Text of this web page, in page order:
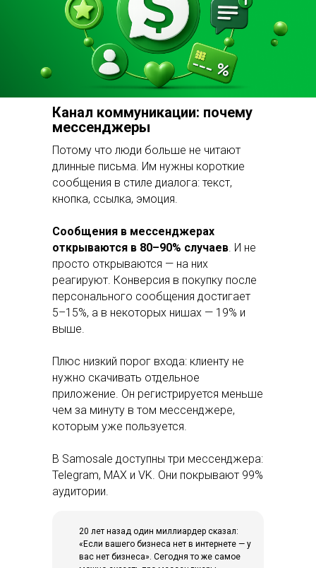
Потому что люди больше не читают
длинные письма. Им нужны короткие
сообщения в стиле диалога: текст,
кнопка, ссылка, эмоция.
Сообщения в мессенджерах
открываются в 80–90% случаев. И не
просто открываются — на них
реагируют. Конверсия в покупку после
персонального сообщения достигает
5–15%, а в некоторых нишах — 19% и
выше.
Плюс низкий порог входа: клиенту не
нужно скачивать отдельное
приложение. Он регистрируется меньше
чем за минуту в том мессенджере,
которым уже пользуется.
В Samosale доступны три мессенджера:
Telegram, MAX и VK. Они покрывают 99%
аудитории.
Канал коммуникации: почему
мессенджеры
20 лет назад один миллиардер сказал:
«Если вашего бизнеса нет в интернете — у
вас нет бизнеса». Сегодня то же самое